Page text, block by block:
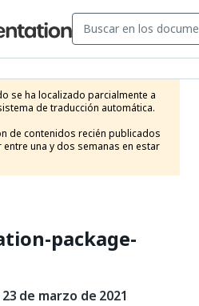
se ha localizado parcialmente a
de traducción automática.
de contenidos recién publicados
una y dos semanas en estar
package-
de marzo de 2021